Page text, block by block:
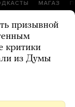
МАГАЗ
призывной
критики
из Думы